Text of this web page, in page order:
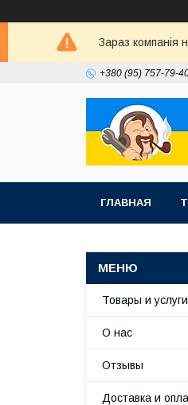
Зараз компанія
+380 (95) 757-79-
ГЛАВНАЯ
Товары и услуги
О нас
Отзывы
Доставка и